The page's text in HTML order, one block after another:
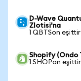
D-Wave
Zlotisi'na
1 QBTSon
Shopify (Ondo
1 SHOPon eşittir